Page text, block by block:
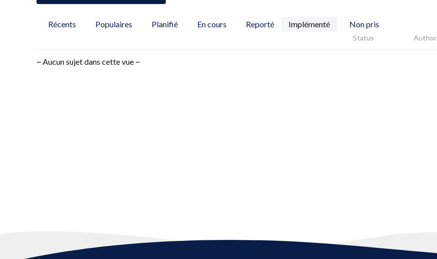
Récents Populaires Planifié En cours Reporté Implémenté Non pris
Status Author
~ Aucun sujet dans cette vue ~